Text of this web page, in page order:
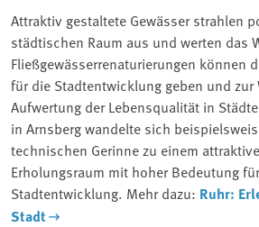
Attraktiv gestaltete Gewässer strahlen
städtischen Raum aus und werten das
Fließgewässerrenaturierungen können
für die Stadtentwicklung geben und zur
Aufwertung der Lebensqualität in
in Arnsberg wandelte sich
technischen Gerinne zu einem
Erholungsraum mit hoher Bedeutung
Stadtentwicklung. Mehr dazu: Ruhr:
Stadt